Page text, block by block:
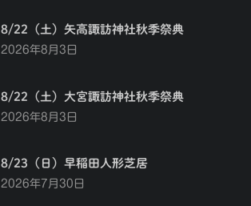
8/22（土）矢高諏訪神社秋季祭典
2026年8月3日
8/22（土）大宮諏訪神社秋季祭典
2026年8月3日
8/23（日）早稲田人形芝居
2026年7月30日